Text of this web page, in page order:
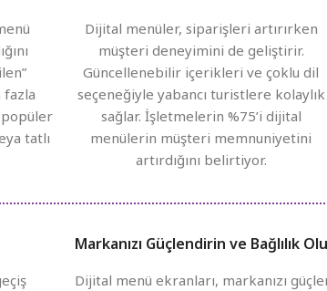
fazla
tatlı
Dijital menüler, siparişleri artırırken
müşteri deneyimini de geliştirir.
Güncellenebilir içerikleri ve çoklu dil
seçeneğiyle yabancı turistlere kolaylık
sağlar. İşletmelerin %75’i dijital
menülerin müşteri memnuniyetini
artırdığını belirtiyor.
Markanızı Güçlendirin ve Bağlılık
Dijital menü ekranları, markanızı